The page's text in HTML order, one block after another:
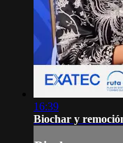
16:39
Biochar y